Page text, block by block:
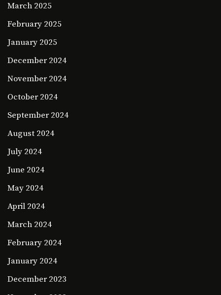
March 2025
February 2025
January 2025
December 2024
November 2024
October 2024
September 2024
August 2024
July 2024
June 2024
May 2024
April 2024
March 2024
February 2024
January 2024
December 2023